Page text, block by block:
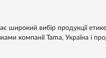
широкий вибір продукції
компанії Tama, Україна і